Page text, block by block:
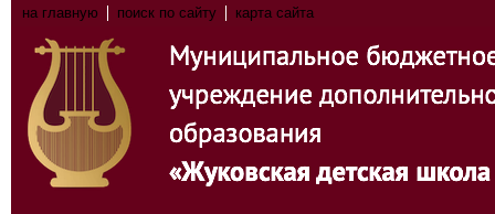
на главную поиск по сайту карта сайта